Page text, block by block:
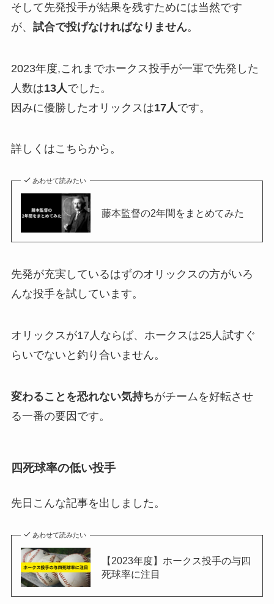
そして先発投手が結果を残すためには当然です
が、 試合で投げなければなりません。
2023年度,これまでホークス投手が一軍で先発した
人数は13人 でした。
因みに優勝したオリックスは17人 です。
詳しくはこちらから。
あわせて読みたい
藤本監督の2年間をまとめてみた
先発が充実しているはずのオリックスの方がいろ
んな投手を試しています。
オリックスが17人ならば、ホークスは25人試すぐ
らいでないと釣り合いません。
変わることを恐れない気持ちがチームを好転させ
る一番の要因です。
四死球率の低い投手
先日こんな記事を出しました。
あわせて読みたい
【2023年度】ホークス投手の与四
死球率に注目